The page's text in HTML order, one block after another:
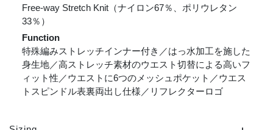
Free-way Stretch Knit（ナイロン67％、ポリウレタン
33％）
Function
特殊編みストレッチインナー付き／はっ水加工を施した
身生地／高ストレッチ素材のウエスト切替による高いフ
ィット性／ウエストに6つのメッシュポケット／ウエス
トスピンドル表裏両出し仕様／リフレクターロゴ